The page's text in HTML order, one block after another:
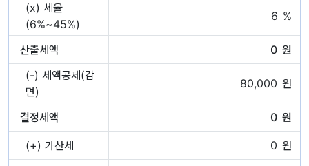
(x) 세율
(6%~45%)
%
산출세액
원
(-) 세액공제(감
면)
원
결정세액 원
(+) 가산세 원